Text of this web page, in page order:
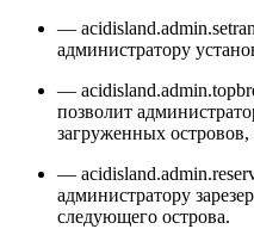
—
администратору
—
позволит
загруженных
—
администратору
следующего острова.